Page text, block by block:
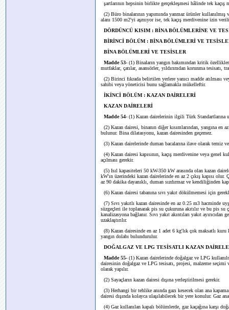
şartlarının hepsinin birlikte gerçekleşmesi hâlinde tek
(2) Büro binalarının yapımında yanmaz ürünler
alanı 1500 m2'yi aşmıyor ise, tek kaçış merdivenine izin
DÖRDÜNCÜ KISIM : BİNA BÖLÜMLERİNE VE
BİRİNCİ BÖLÜM : BİNA BÖLÜMLERİ VE
BİNA BÖLÜMLERİ VE TESİSLER
Madde 53- (1) Binaların yangın bakımından kritik
mutfaklar, çatılar, asansörler, yıldırımdan korunma tesisatı,
(2) Birinci fıkrada belirtilen yerlere yanıcı madde atılması
sahibi veya yöneticisi bunu sağlamakla mükelleftir.
İKİNCİ BÖLÜM : KAZAN DAİRELERİ
KAZAN DAİRELERİ
Madde 54- (1) Kazan dairelerinin ilgili Türk Standartlarına
(2) Kazan dairesi, binanın diğer kısımlarından, yangına en
bulunur. Bina dilatasyonu, kazan dairesinden geçemez.
(3) Kazan dairelerinde duman bacalarına ilave olarak temiz
(4) Kazan dairesi kapısının, kaçış merdivenine veya genel
açılması gerekir.
(5) Isıl kapasiteleri 50 kW-350 kW arasında olan kazan
kW'ın üzerindeki kazan dairelerinde en az 2 çıkış kapısı
az 90 dakika dayanıklı, duman sızdırmaz ve kendiliğinden
(6) Kazan dairesi tabanına sıvı yakıt dökülmemesi için
(7) Sıvı yakıtlı kazan dairesinde en az 0.25 m3 hacminde
süzgeçleri ile toplanarak pis su çukuruna akıtılır ve bu pis
kanalizasyona bağlanır. Sıvı yakıt akıntıları yakıt
uzaklaştırılır.
(8) Kazan dairesinde en az 1 adet 6 kg'lık çok maksatlı
yangın dolabı bulundurulur.
DOĞALGAZ VE LPG TESİSATLI KAZAN
Madde 55- (1) Kazan dairelerinde doğalgaz ve LPG
dairesinin doğalgaz ve LPG tesisatı, projesi, malzeme
olarak yapılır.
(2) Sayaçların kazan dairesi dışına yerleştirilmesi gerekir.
(3) Herhangi bir tehlike anında gazı kesecek olan ana
dairesi dışında kolayca ulaşılabilecek bir yere konulur. Gaz
(4) Gaz kullanılan kapalı bölümlerde, gaz kaçağına karşı